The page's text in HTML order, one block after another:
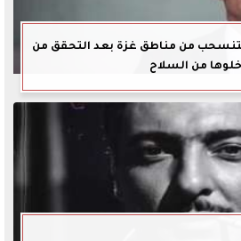
من مناطق غزة بعد التحقق من
خلوها من السلاح